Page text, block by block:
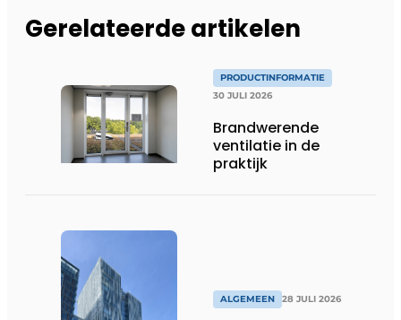
Gerelateerde artikelen
PRODUCTINFORMATIE
30 JULI 2026
Brandwerende
ventilatie in de
praktijk
ALGEMEEN 28 JULI 2026